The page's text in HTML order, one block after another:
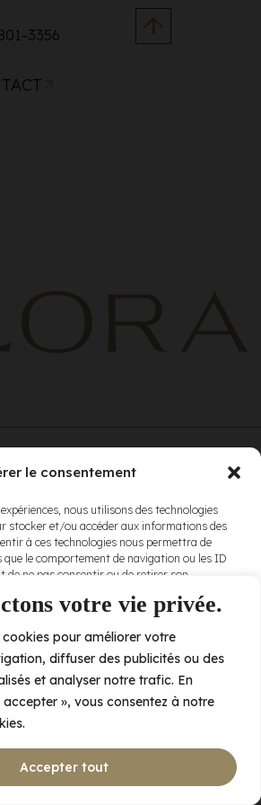
votre vie privée.
pour améliorer votre
diffuser des publicités ou des
et analyser notre trafic. En
», vous consentez à notre
Accepter tout
le consentement
nous utilisons des technologies
stocker et/ou accéder aux informations des
à ces technologies nous permettra de
le comportement de navigation ou les ID
de ne pas consentir ou de retirer son
Accepter
Refuser
3356
de Bois-de-Boulogne, Laval QC H7N 0J7